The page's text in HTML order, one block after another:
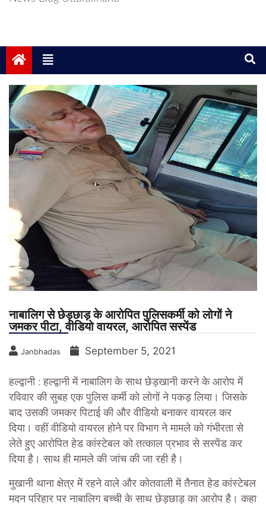
नाबालिग से छेड़छाड़ के आरोपित पुलिसकर्मी को लोगों ने
जमकर पीटा, वीडियो वायरल, आरोपित सस्पेंड
Janbhadas September 5, 2021
हल्द्वानी : हल्द्वानी में नाबालिग के साथ छेड़खानी करने के आरोप में
रविवार की सुबह एक पुलिस कर्मी को लोगों ने पकड़ लिया। जिसके
बाद उसकी जमकर पिटाई की और वीडियो बनाकर वायरल कर
दिया। वहीं वीडियो वायरल होने पर विभाग ने मामले को गंभीरता से
लेते हुए आरोपित हेड कांस्टेबल को तत्काल प्रभाव से सस्पेंड कर
दिया है़। साथ ही मामले की जांच की जा रही है।
मुखानी थाना क्षेत्र में रहने वाले और कोतवाली में तैनात हेड कांस्टेबल
मदन परिहार पर नाबालिग बच्ची के साथ छेड़छाड़ का आरोप है। कहा